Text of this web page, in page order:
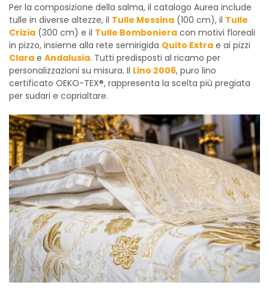
Per la composizione della salma, il catalogo Aurea include
tulle in diverse altezze, il Tulle Messina (100 cm), il Tulle
Crizia (300 cm) e il Tulle Bomboniera con motivi floreali
in pizzo, insieme alla rete semirigida Quito Extra e ai pizzi
Clara e Andalusia. Tutti predisposti al ricamo per
personalizzazioni su misura. Il Lino 2006, puro lino
certificato OEKO-TEX®, rappresenta la scelta più pregiata
per sudari e coprialtare.